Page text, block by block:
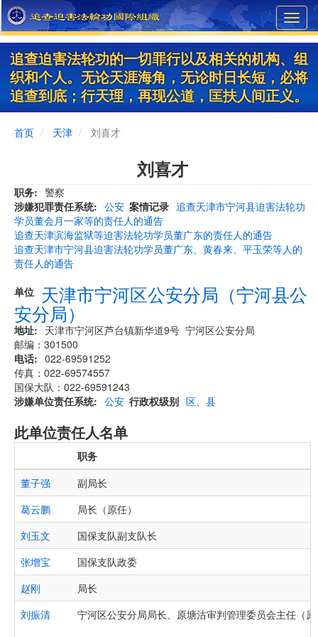
Skip
to
main
content
追查迫害法轮功的一切罪行以及相关的机构、组
织和个人。无论天涯海角，无论时日长短，必将
追查到底；行天理，再现公道，匡扶人间正义。
首页 天津 刘喜才
刘喜才
职务
警察
涉嫌犯罪责任系统
公安 案情记录 追查天津市宁河县迫害法轮功
学员董会月一家等的责任人的通告
追查天津滨海监狱等迫害法轮功学员董广东的责任人的通告
追查天津市宁河县迫害法轮功学员董广东、黄春来、平玉荣等人的
责任人的通告
单位 天津市宁河区公安分局（宁河县公
安分局）
地址
天津市宁河区芦台镇新华道9号 宁河区公安分局
邮编：301500
电话
022-69591252
传真：022-69574557
国保大队：022-69591243
涉嫌单位责任系统
公安 行政权级别 区、县
此单位责任人名单
职务
董子强
副局长
葛云鹏
局长（原任）
刘玉文
国保支队副支队长
张增宝
国保支队政委
赵刚
局长
刘振清
宁河区公安分局局长、原塘沽审判管理委员会主任（